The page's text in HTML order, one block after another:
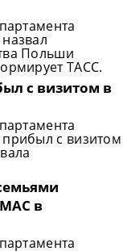
Польши
ТАСС.
с визитом в
с визитом
в